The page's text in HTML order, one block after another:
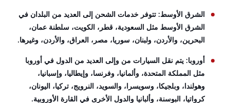
الشرق الأوسط: تتوفر خدمات الشحن إلى العديد من البلدان في
الشرق الأوسط مثل السعودية، قطر، الكويت، سلطنة عمان،
البحرين، والأردن، ولبنان، سوريا، مصر، العراق، والأردن، وغيرها.
أوروبا: يتم نقل السيارات من وإلى العديد من الدول في أوروبا
مثل المملكة المتحدة، وألمانيا، وفرنسا، وإيطاليا، وإسبانيا،
وهولندا، وبلجيكا، وسويسرا، والسويد، النرويج، تركيا، اليونان،
كرواتيا، البوسنة، وألبانيا والدول الأخرى في القارة الأوروبية.